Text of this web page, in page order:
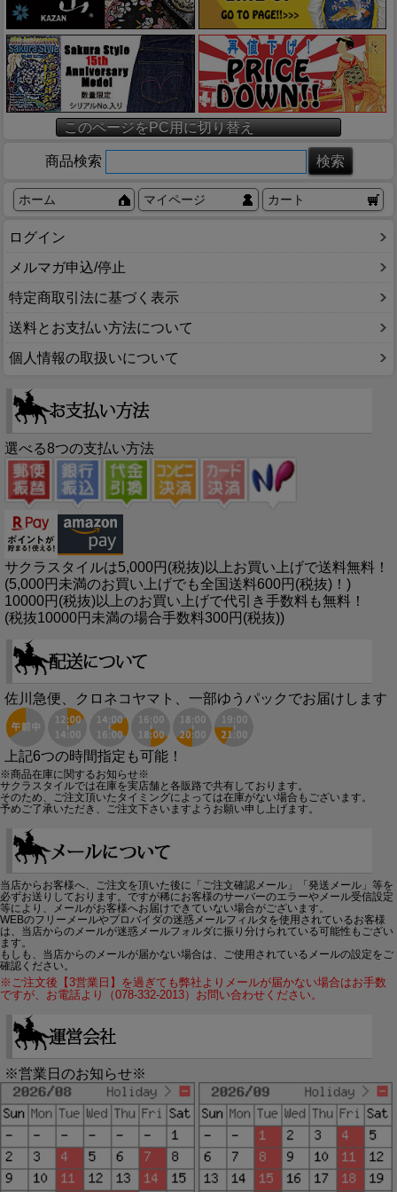
このページをPC用に切り替え
商品検索
ホーム マイページ カート
ログイン
メルマガ申込/停止
特定商取引法に基づく表示
送料とお支払い方法について
個人情報の取扱いについて
選べる8つの支払い方法
サクラスタイルは5,000円(税抜)以上お買い上げで送料無料！
(5,000円未満のお買い上げでも全国送料600円(税抜)！)
10000円(税抜)以上のお買い上げで代引き手数料も無料！
(税抜10000円未満の場合手数料300円(税抜))
佐川急便、クロネコヤマト、一部ゆうパックでお届けします
上記6つの時間指定も可能！
※商品在庫に関するお知らせ※
サクラスタイルでは在庫を実店舗と各販路で共有しております。
そのため、ご注文頂いたタイミングによっては在庫がない場合もございます。
予めご了承いただき、ご注文下さいますようお願い申し上げます。
当店からお客様へ、ご注文を頂いた後に「ご注文確認メール」「発送メール」等を
必ずお送りしております。ですが稀にお客様のサーバーのエラーやメール受信設定
等により、メールがお客様へお届けできていない場合がございます。
WEBのフリーメールやプロバイダの迷惑メールフィルタを使用されているお客様
は、当店からのメールが迷惑メールフォルダに振り分けられている可能性もござい
ます。
もしも、当店からのメールが届かない場合は、ご使用されているメールの設定をご
確認ください。
※ご注文後【3営業日】を過ぎても弊社よりメールが届かない場合はお手数
ですが、お電話より（078-332-2013）お問い合わせください。
※営業日のお知らせ※